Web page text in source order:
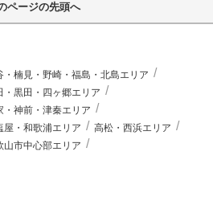
ページの先頭へ
・楠見・野崎・福島・北島エリア
・黒田・四ヶ郷エリア
・神前・津秦エリア
屋・和歌浦エリア
高松・西浜エリア
山市中心部エリア